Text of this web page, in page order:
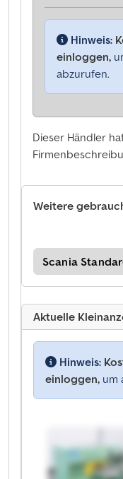
Dieser Händler
Hinweis:
einloggen,
abzurufen.
Weitere
Scania
Aktuelle
Hinweis:
einloggen, um